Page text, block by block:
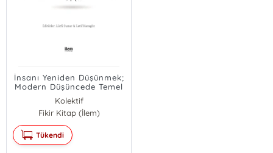
İnsanı Yeniden Düşünmek;
Modern Düşüncede Temel
Tartışmalar
Kolektif
Fikir Kitap (İlem)
Tükendi